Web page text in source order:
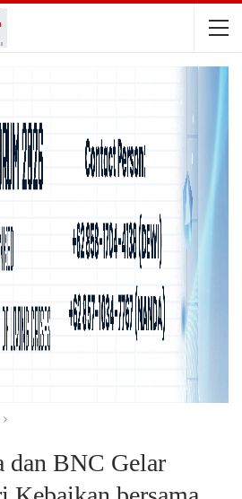
dan BNC Gelar